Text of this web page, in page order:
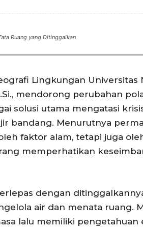
Ruang yang Ditinggalkan
Lingkungan Universitas
mendorong perubahan
solusi utama mengatasi
bandang. Menurutnya
faktor alam, tetapi juga
memperhatikan
dengan
air dan menata ruang.
lalu memiliki pengetahuan